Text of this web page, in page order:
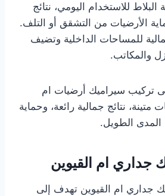
البلاط للاستخدام اليومي، نتائج
الأرضيات من التشقق أو التلف.
للمساحات الداخلية وتضيف
والمكاتب.
تركيب سيراميك أرضيات ام
متينة، نتائج جمالية رائعة، وحماية
المدى الطويل.
جداري ام القيوين
جداري ام القيوين تهدف إلى